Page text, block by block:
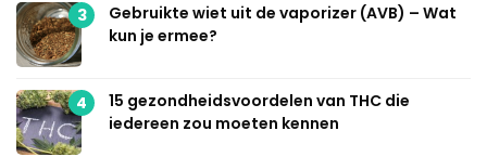
3
Gebruikte wiet uit de vaporizer (AVB) – Wat
kun je ermee?
4
15 gezondheidsvoordelen van THC die
iedereen zou moeten kennen